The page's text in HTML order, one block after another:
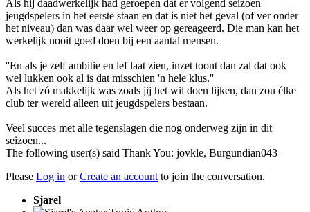
Als hij daadwerkelijk had geroepen dat er volgend seizoen
jeugdspelers in het eerste staan en dat is niet het geval (of ver onder
het niveau) dan was daar wel weer op gereageerd. Die man kan het
werkelijk nooit goed doen bij een aantal mensen.
''En als je zelf ambitie en lef laat zien, inzet toont dan zal dat ook
wel lukken ook al is dat misschien 'n hele klus.''
Als het zó makkelijk was zoals jij het wil doen lijken, dan zou élke
club ter wereld alleen uit jeugdspelers bestaan.
Veel succes met alle tegenslagen die nog onderweg zijn in dit
seizoen...
The following user(s) said Thank You: jovkle, Burgundian043
Please Log in orCreate an account to join the conversation.
Sjarel